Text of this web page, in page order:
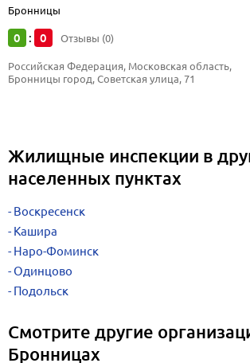
Бронницы
0 : 0 Отзывы (0)
Российская Федерация, Московская область,
Бронницы город, Советская улица, 71
Жилищные инспекции в
населенных пунктах
Воскресенск
Кашира
Наро-Фоминск
Одинцово
Подольск
Смотрите другие
Бронницах